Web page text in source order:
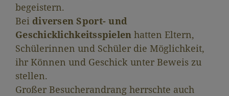
begeistern.
Bei diversen Sport- und
Geschicklichkeitsspielen hatten Eltern,
Schülerinnen und Schüler die Möglichkeit,
ihr Können und Geschick unter Beweis zu
stellen.
Großer Besucherandrang herrschte auch